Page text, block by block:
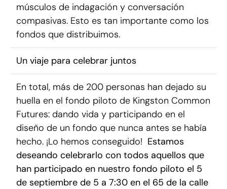
músculos de indagación y conversación
compasivas. Esto es tan importante como los
fondos que distribuimos.
Un viaje para celebrar juntos
En total, más de 200 personas han dejado su
huella en el fondo piloto de Kingston Common
Futures: dando vida y participando en el
diseño de un fondo que nunca antes se había
hecho. ¡Lo hemos conseguido! Estamos
deseando celebrarlo con todos aquellos que
han participado en nuestro fondo piloto el 5
de septiembre de 5 a 7:30 en el 65 de la calle